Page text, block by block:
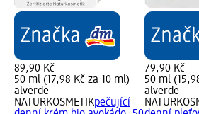
89,90 Kč
50 ml (17,98 Kč za 10 ml)
alverde
NATURKOSMETIKpečující
79,90 Kč
50 ml
alverde